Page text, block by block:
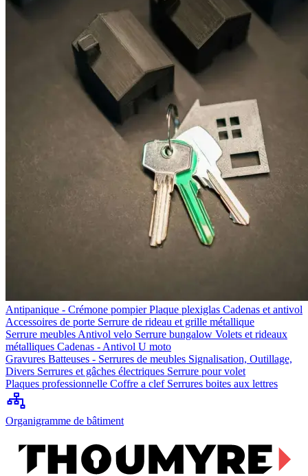
Antipanique - Crémone pompierPlaque plexiglas Cadenas et antivol
Accessoires de porte Serrure de rideau et grille métallique
Serrure meubles Antivol velo Serrure bungalow Volets et rideaux
métalliques Cadenas - Antivol U moto
Gravures Batteuses - Serrures de meubles Signalisation, Outillage,
Divers Serrures et gâches électriques Serrure pour volet
Plaques professionnelle Coffre a clef Serrures boites aux lettres
Organigramme de bâtiment